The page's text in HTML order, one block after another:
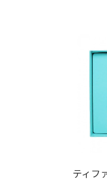
ティフ